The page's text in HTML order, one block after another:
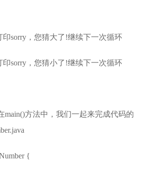
印sorry，您猜大了!继续下一次循环
印sorry，您猜小了!继续下一次循环
main()方法中，我们一起来完成代码的
{